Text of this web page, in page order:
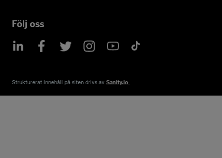
Följ oss
Strukturerat innehåll på siten drivs av​ Sanity.io